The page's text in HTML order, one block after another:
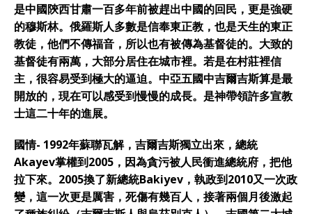
是中國陝西甘肅一百多年前被趕出中國的回民，更是強硬
的穆斯林。俄羅斯人多數是信奉東正教，也是天生的東正
教徒，他們不傳福音，所以也有被傳為基督徒的。大致的
基督徒有兩萬，大部分居住在城市裡。若是在村莊裡信
主，很容易受到極大的逼迫。中亞五國中吉爾吉斯算是最
開放的，現在可以感受到慢慢的成長。是神帶領許多宣教
士這二十年的進展。
國情- 1992年蘇聯瓦解，吉爾吉斯獨立出來，總統
Akayev掌權到2005，因為貪污被人民衝進總統府，把他
拉下來。2005換了新總統Bakiyev，執政到2010又一次政
變，這一次更是厲害，死傷有幾百人，接著兩個月後激起